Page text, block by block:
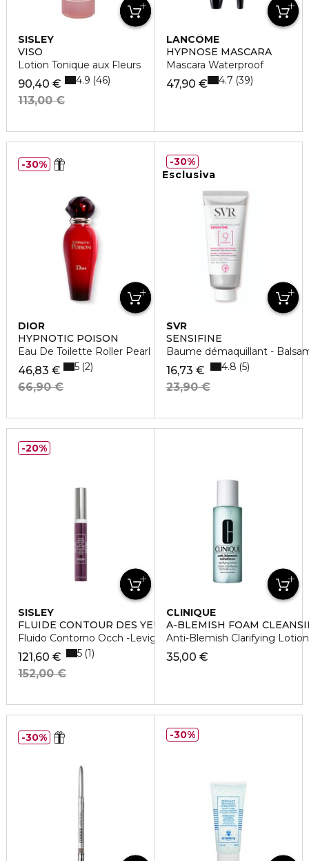
SISLEY
VISO
Lotion Tonique aux Fleurs
90,40 €
113,00 €
4.9 46
LANCÔME
HYPNOSE MASCARA
Mascara Waterproof
47,90 € 4.7 39
DIOR
HYPNOTIC POISON
Eau De Toilette Roller Pearl
46,83 €
66,90 €
5 2
30%
Esclusiva
SVR
SENSIFINE
Baume démaquillant -
16,73 €
23,90 €
4.8 5
30%
SISLEY
FLUIDE CONTOUR DES YEUX À LA ROSE NOIRE
Fluido Contorno Occh -Leviga, Rivitalizza, Illumina
121,60 €
152,00 €
5 1
20%
CLINIQUE
A-BLEMISH FOAM
Anti-Blemish Clarifying Lotion
35,00 €
30% 30%